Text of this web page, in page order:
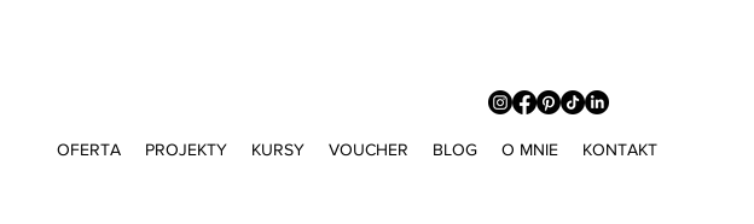
OFERTA PROJEKTY KURSY VOUCHER BLOG O MNIE KONTAKT